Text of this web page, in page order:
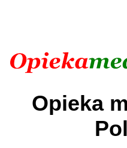
Opieka